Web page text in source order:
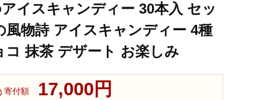
イスキャンディー 30本入 セッ
風物詩 アイスキャンディー 4種
コ 抹茶 デザート お楽しみ
寄付額 17,000円